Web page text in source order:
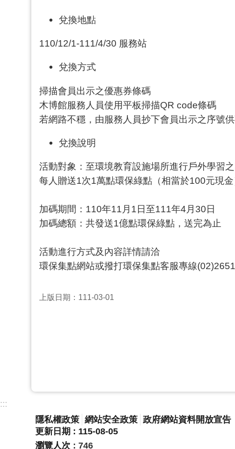
兌換地點
110/12/1-111/4/30 服務站
兌換方式
掃描會員出示之優惠券條碼
木博館服務人員使用平板掃描QR code條碼
若網路不穩，由服務人員抄下會員出示之序號
兌換說明
活動對象：至環境教育設施場所進行戶外學習
每人贈送1次1萬點環保綠點（相當於100元現金
加碼期間：110年11月1日至111年4月30日
加碼總額：共發送1億點環保綠點，送完為止
活動進行方式及內容詳情請洽
環保集點網站或撥打環保集點客服專線
上版日期：111-03-01
:::
隱私權政策 網站安全政策 政府網站資料開放宣告
更新日期
115-08-05
瀏覽人次
746